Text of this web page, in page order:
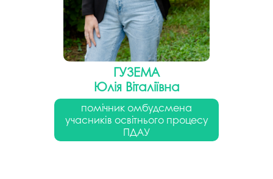
ГУЗЕМА
Юлія Віталіївна
помічник омбудсмена
учасників освітнього процесу
ПДАУ